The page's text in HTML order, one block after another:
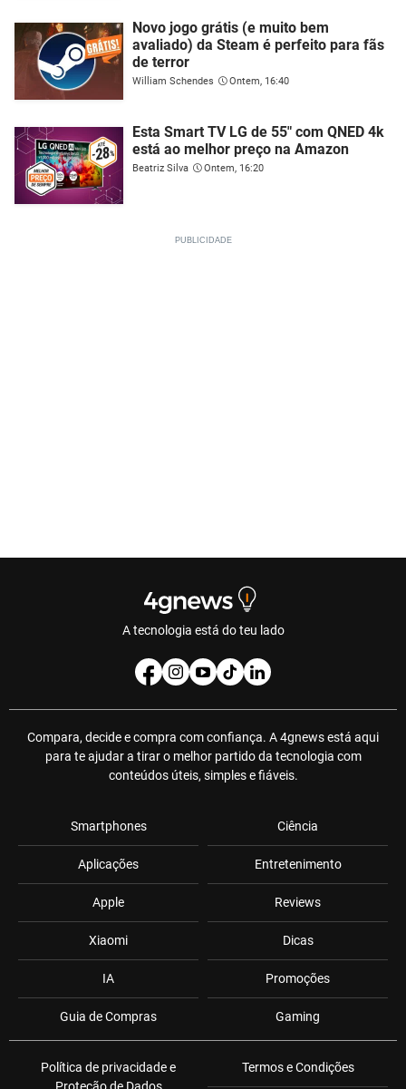
Novo jogo grátis (e muito bem
avaliado) da Steam é perfeito para fãs
de terror
William Schendes Ontem, 16:40
Esta Smart TV LG de 55" com QNED 4k
está ao melhor preço na Amazon
Beatriz Silva Ontem, 16:20
A tecnologia está do teu lado
Compara, decide e compra com confiança. A 4gnews está aqui
para te ajudar a tirar o melhor partido da tecnologia com
conteúdos úteis, simples e fiáveis.
Smartphones
Aplicações
Apple
Xiaomi
IA
Guia de Compras
Ciência
Entretenimento
Reviews
Dicas
Promoções
Gaming
Política de privacidade e
Termos e Condições